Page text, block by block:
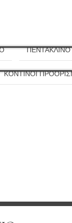
ΚΟΝΤΙΝΟΙ